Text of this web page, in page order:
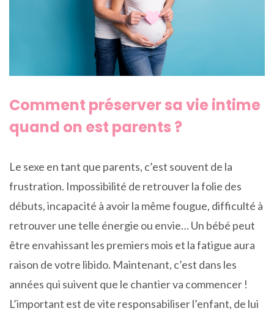
Comment préserver sa vie intime
quand on est parents ?
Le sexe en tant que parents, c’est souvent de la
frustration. Impossibilité de retrouver la folie des
débuts, incapacité à avoir la même fougue, difficulté à
retrouver une telle énergie ou envie… Un bébé peut
être envahissant les premiers mois et la fatigue aura
raison de votre libido. Maintenant, c’est dans les
années qui suivent que le chantier va commencer !
L’important est de vite responsabiliser l’enfant, de lui